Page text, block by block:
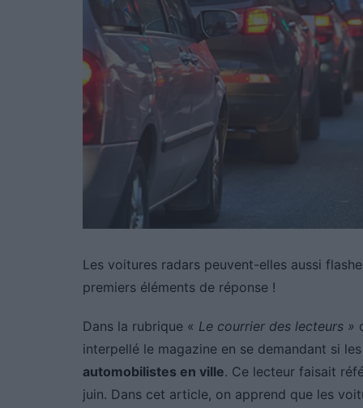
Les voitures radars peuvent-elles aussi
premiers éléments de réponse !
Dans la rubrique « Le courrier des lecteurs »
interpellé le magazine en se demandant si
automobilistes en ville. Ce lecteur faisait
juin. Dans cet article, on apprend que les